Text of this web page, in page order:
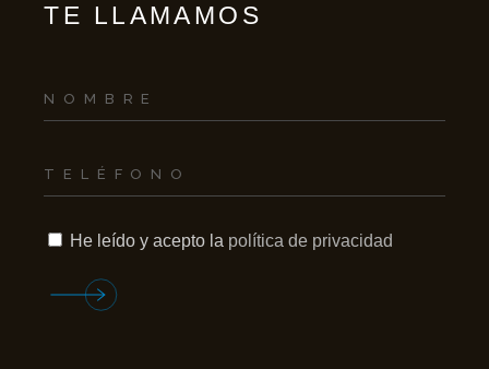
TE LLAMAMOS
He leído y acepto la política de privacidad